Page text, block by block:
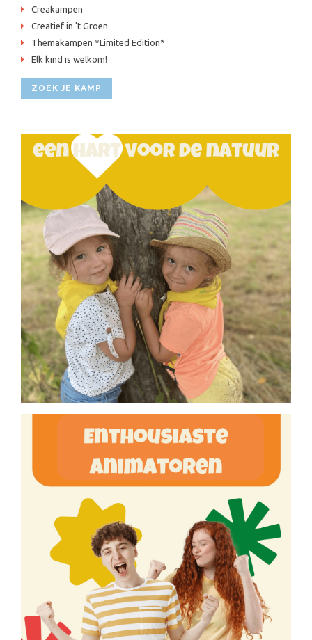
Creakampen
Creatief in 't Groen
Themakampen *Limited Edition*
Elk kind is welkom!
ZOEK JE KAMP